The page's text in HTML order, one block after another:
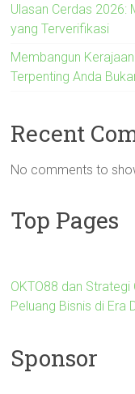
Ulasan Cerdas 2026:
yang Terverifikasi
Membangun
Terpenting Anda
Recent
No comments to
Top Pages
OKTO88 dan
Peluang Bisnis di Era
Sponsor